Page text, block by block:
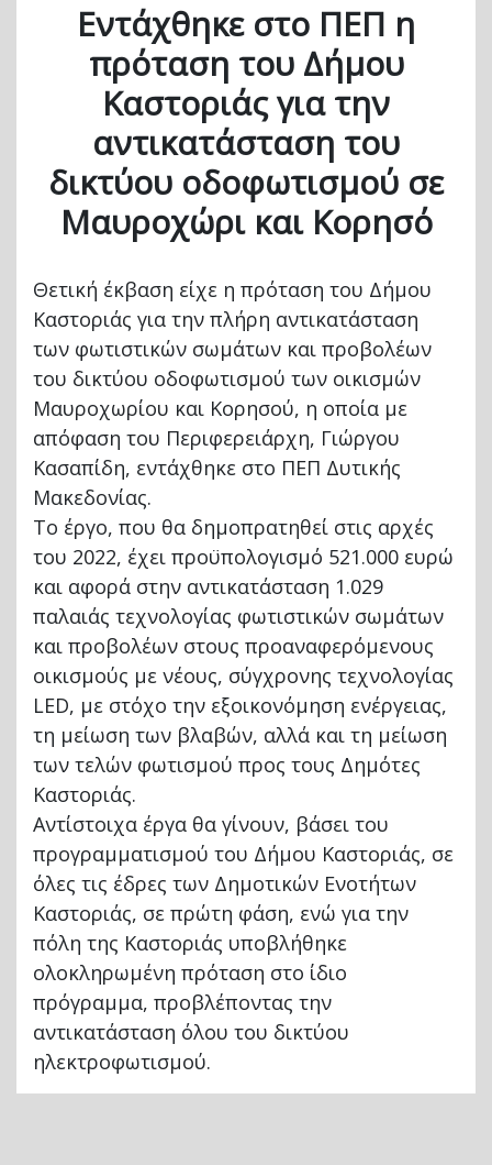
Εντάχθηκε στο ΠΕΠ η
πρόταση του Δήμου
Καστοριάς για την
αντικατάσταση του
δικτύου οδοφωτισμού σε
Μαυροχώρι και Κορησό
Θετική έκβαση είχε η πρόταση του Δήμου
Καστοριάς για την πλήρη αντικατάσταση
των φωτιστικών σωμάτων και προβολέων
του δικτύου οδοφωτισμού των οικισμών
Μαυροχωρίου και Κορησού, η οποία με
απόφαση του Περιφερειάρχη, Γιώργου
Κασαπίδη, εντάχθηκε στο ΠΕΠ Δυτικής
Μακεδονίας.
Το έργο, που θα δημοπρατηθεί στις αρχές
του 2022, έχει προϋπολογισμό 521.000 ευρώ
και αφορά στην αντικατάσταση 1.029
παλαιάς τεχνολογίας φωτιστικών σωμάτων
και προβολέων στους προαναφερόμενους
οικισμούς με νέους, σύγχρονης τεχνολογίας
LED, με στόχο την εξοικονόμηση ενέργειας,
τη μείωση των βλαβών, αλλά και τη μείωση
των τελών φωτισμού προς τους Δημότες
Καστοριάς.
Αντίστοιχα έργα θα γίνουν, βάσει του
προγραμματισμού του Δήμου Καστοριάς, σε
όλες τις έδρες των Δημοτικών Ενοτήτων
Καστοριάς, σε πρώτη φάση, ενώ για την
πόλη της Καστοριάς υποβλήθηκε
ολοκληρωμένη πρόταση στο ίδιο
πρόγραμμα, προβλέποντας την
αντικατάσταση όλου του δικτύου
ηλεκτροφωτισμού.